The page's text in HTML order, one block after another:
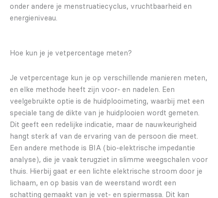
onder andere je menstruatiecyclus, vruchtbaarheid en
energieniveau.
Hoe kun je je vetpercentage meten?
Je vetpercentage kun je op verschillende manieren meten,
en elke methode heeft zijn voor- en nadelen. Een
veelgebruikte optie is de huidplooimeting, waarbij met een
speciale tang de dikte van je huidplooien wordt gemeten.
Dit geeft een redelijke indicatie, maar de nauwkeurigheid
hangt sterk af van de ervaring van de persoon die meet.
Een andere methode is BIA (bio-elektrische impedantie
analyse), die je vaak terugziet in slimme weegschalen voor
thuis. Hierbij gaat er een lichte elektrische stroom door je
lichaam, en op basis van de weerstand wordt een
schatting gemaakt van je vet- en spiermassa. Dit kan